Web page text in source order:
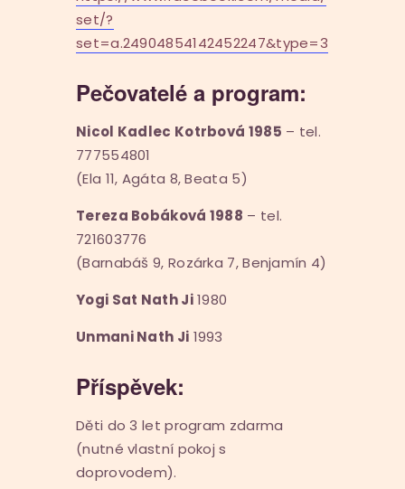
set/?
set=a.24904854142452247&type=3
Pečovatelé a program:
Nicol Kadlec Kotrbová 1985 – tel.
777554801
(Ela 11, Agáta 8, Beata 5)
Tereza Bobáková 1988 – tel.
721603776
(Barnabáš 9, Rozárka 7, Benjamín 4)
Yogi Sat Nath Ji1980
Unmani Nath Ji 1993
Příspěvek:
Děti do 3 let program zdarma
(nutné vlastní pokoj s
doprovodem).